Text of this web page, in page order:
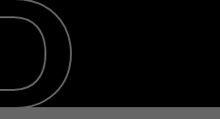
återvinna